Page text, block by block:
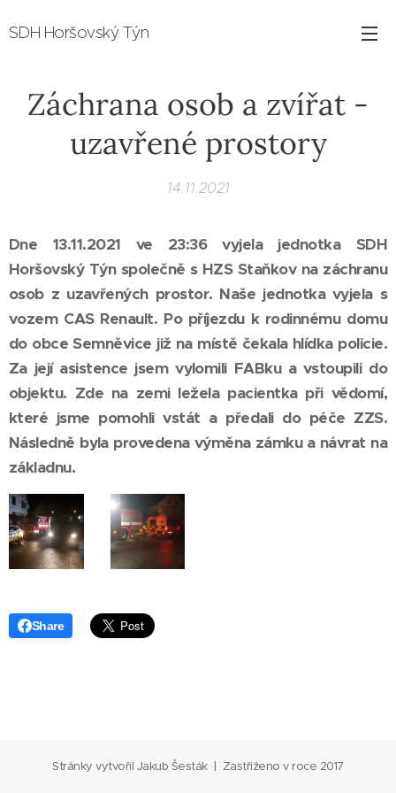
SDH Horšovský Týn
Záchrana osob a zvířat -
uzavřené prostory
14.11.2021
Dne 13.11.2021 ve 23:36 vyjela jednotka SDH
Horšovský Týn společně s HZS Staňkov na záchranu
osob z uzavřených prostor. Naše jednotka vyjela s
vozem CAS Renault. Po příjezdu k rodinnému domu
do obce Semněvice již na místě čekala hlídka policie.
Za její asistence jsem vylomili FABku a vstoupili do
objektu. Zde na zemi ležela pacientka při vědomí,
které jsme pomohli vstát a předali do péče ZZS.
Následně byla provedena výměna zámku a návrat na
základnu.
Share
Stránky vytvořil Jakub Šesták | Zastřiženo v roce 2017